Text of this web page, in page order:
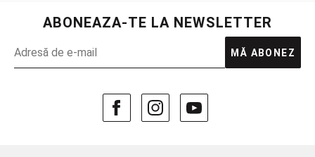
ABONEAZA-TE LA NEWSLETTER
MĂ ABONEZ